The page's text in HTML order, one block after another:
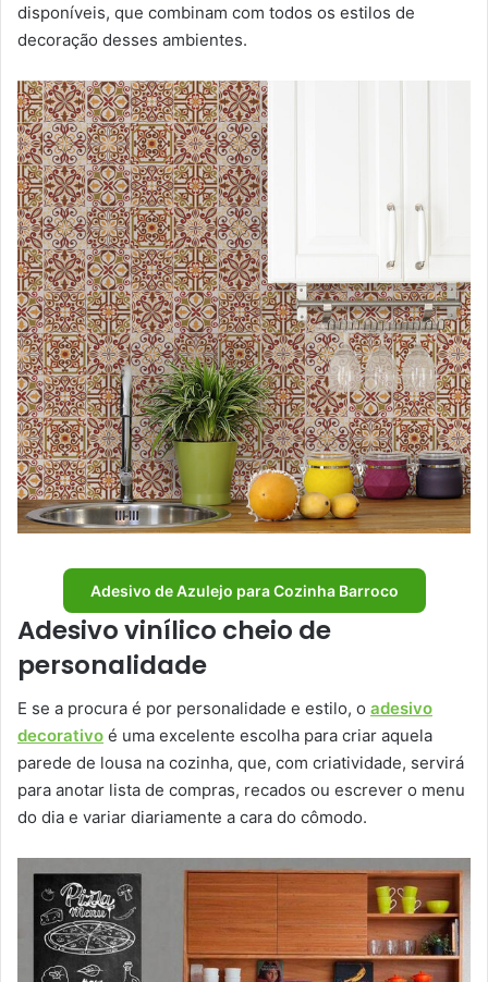
disponíveis, que combinam com todos os estilos de
decoração desses ambientes.
Adesivo de Azulejo para Cozinha Barroco
Adesivo vinílico cheio de
personalidade
E se a procura é por personalidade e estilo, o adesivo
decorativo é uma excelente escolha para criar aquela
parede de lousa na cozinha, que, com criatividade, servirá
para anotar lista de compras, recados ou escrever o menu
do dia e variar diariamente a cara do cômodo.